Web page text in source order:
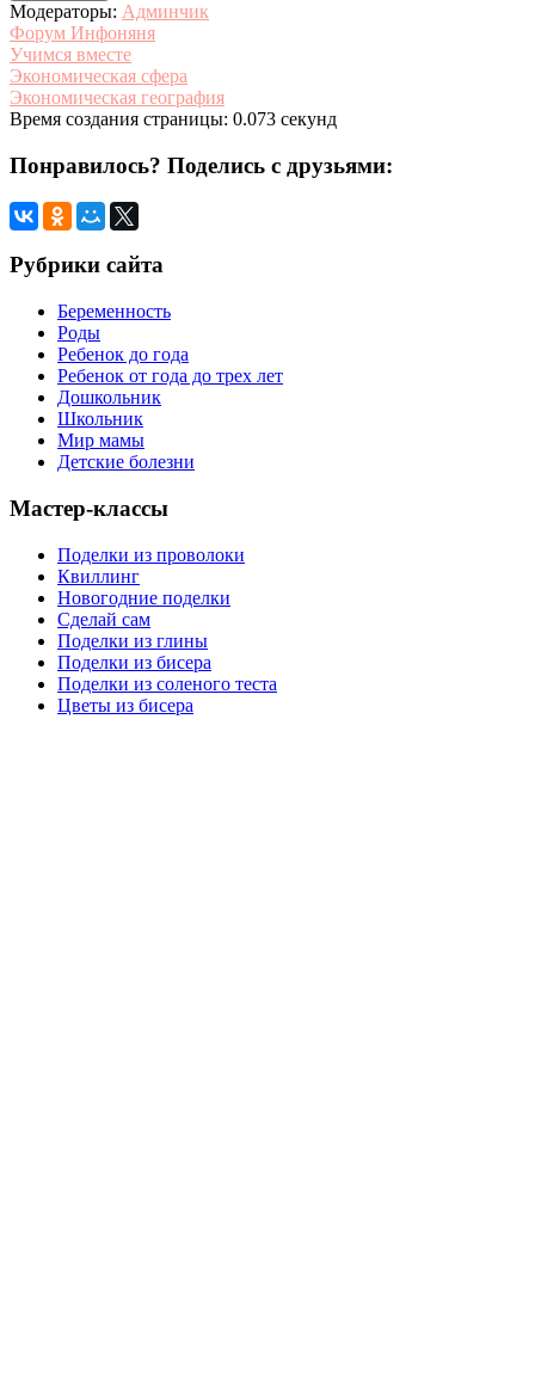
Модераторы: Админчик
Форум Инфоняня
Учимся вместе
Экономическая сфера
Экономическая география
Время создания страницы: 0.073 секунд
Понравилось? Поделись с друзьями:
Рубрики сайта
Беременность
Роды
Ребенок до года
Ребенок от года до трех лет
Дошкольник
Школьник
Мир мамы
Детские болезни
Мастер-классы
Поделки из проволоки
Квиллинг
Новогодние поделки
Сделай сам
Поделки из глины
Поделки из бисера
Поделки из соленого теста
Цветы из бисера